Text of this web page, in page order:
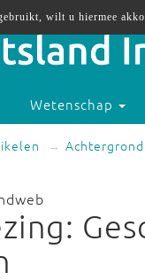
Wetenschap
Achtergrond
wilt u hiermee